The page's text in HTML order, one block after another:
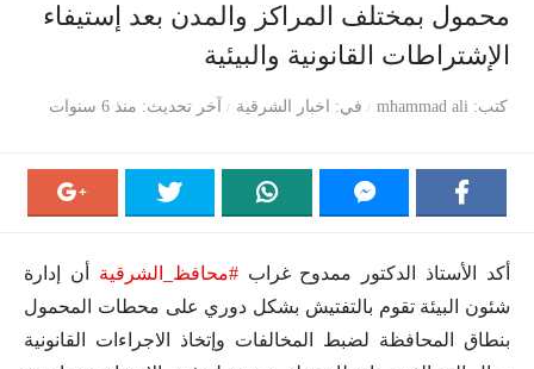
محمول بمختلف المراكز والمدن بعد إستيفاء
الإشتراطات القانونية والبيئية
كتب mhammad ali في اخبار الشرقية آخر تحديث منذ 6 سنوات
أكد الأستاذ الدكتور ممدوح غراب #محافظ_الشرقيةأن إدارة
شئون البيئة تقوم بالتفتيش بشكل دوري على محطات المحمول
بنطاق المحافظة لضبط المخالفات وإتخاذ الاجراءات القانونية